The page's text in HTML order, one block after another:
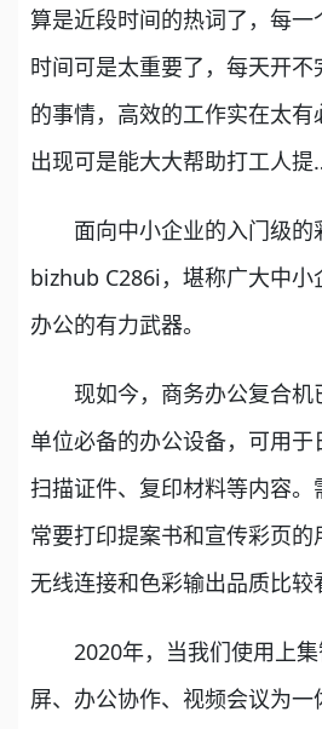
算是近段时间的热词了，每
时间可是太重要了，每天开
的事情，高效的工作实在太
出现可是能大大帮助打工人提
面向中小企业的入门级的
bizhub C286i，堪称广大中
办公的有力武器。
现如今，商务办公复合机
单位必备的办公设备，可用于
扫描证件、复印材料等内容
常要打印提案书和宣传彩页
无线连接和色彩输出品质比
2020年，当我们使用上集
屏、办公协作、视频会议为